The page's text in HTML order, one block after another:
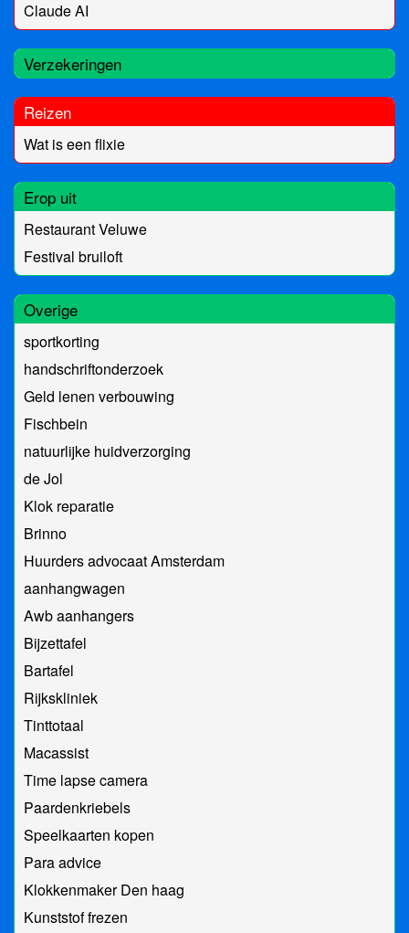
Claude AI
Verzekeringen
Reizen
Wat is een flixie
Erop uit
Restaurant Veluwe
Festival bruiloft
Overige
sportkorting
handschriftonderzoek
Geld lenen verbouwing
Fischbein
natuurlijke huidverzorging
de Jol
Klok reparatie
Brinno
Huurders advocaat Amsterdam
aanhangwagen
Awb aanhangers
Bijzettafel
Bartafel
Rijkskliniek
Tinttotaal
Macassist
Time lapse camera
Paardenkriebels
Speelkaarten kopen
Para advice
Klokkenmaker Den haag
Kunststof frezen